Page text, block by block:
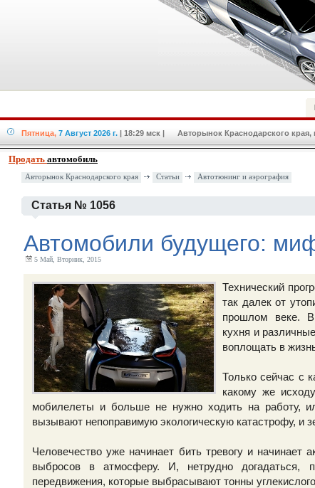
Пятница, 7 Август 2026 г. | 18:29 мск | Авторынок Краснодарского края,
Продать автомобиль
Авторынок Краснодарского края Статьи Автотюнинг и аэрография
Статья № 1056
Автомобили будущего:
5 Май, Вторник, 2015
Технический
так далек от
прошлом веке.
кухня и
воплощать в
Только сейчас с
какому же
мобилелеты и больше не нужно ходить на работу,
вызывают непоправимую экологическую катастрофу,
Человечество уже начинает бить тревогу и
выбросов в атмосферу. И, нетрудно догадаться,
передвижения, которые выбрасывают тонны